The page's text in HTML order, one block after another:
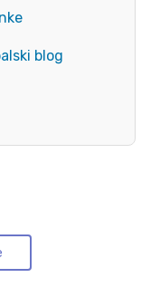
blog